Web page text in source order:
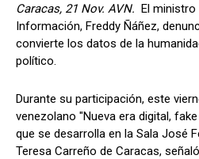
Caracas, 21 Nov. AVN. El ministro
Información, Freddy Ñáñez,
convierte los datos de la
político.
Durante su participación, este
venezolano "Nueva era digital,
que se desarrolla en la Sala José
Teresa Carreño de Caracas,